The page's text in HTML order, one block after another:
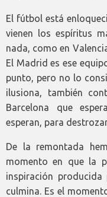
El fútbol está
vienen los espíritus
nada, como en
El Madrid es ese
punto, pero no lo
ilusiona, también
Barcelona que
esperan, para
De la remontada
momento en que la
inspiración
culmina. Es el